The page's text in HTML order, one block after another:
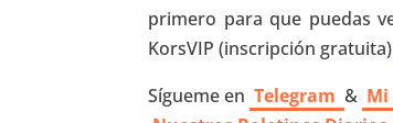
primero para que puedas
KorsVIP (inscripción
Sígueme en Telegram & Mi